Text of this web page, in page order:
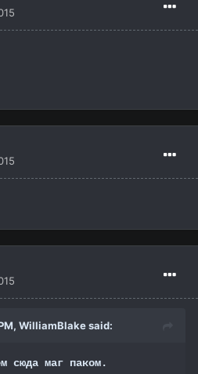
WilliamBlakesaid:
сюда маг паком.